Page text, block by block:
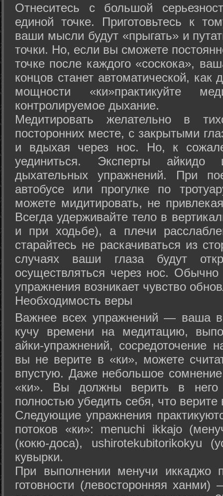
Отнеситесь с большой
единой точке. Приготовьтесь к
ваши мысли будут «прыгать» и
точки. Но, если вы сможете
точке после каждого «соскока»,
концов станет автоматической,
мощности «ки»практикуйте
контролируемое дыхание.
Медитировать желательно в
посторонних месте, с закрытыми
и вдыхая через нос. Но, к
уединиться. Эксперты айкидо
дыхательных упражнений. При
автобусе или прогулке по
можете мидитировать, не
Всегда удерживайте тело в
и при ходьбе), а плечи
старайтесь не раскачиваться из
случаях ваши глаза будут
осуществляться через нос. Обычно
упражнения возникает чувство
Необходимость веры
Важнее всех упражнений — ваша
кучу времени на медитацию,
айки-упражнений, сосредоточение
вы не верите в «ки», можете
впустую. Даже небольшое сомнение
«ки». Вы должны верить в
полностью убедить себя, что верите
Следующие упражнения
потоков «ки»: menuchi ikkajo
(кокю-доса), ushiro­tekubitori­kokyu
кувырки.
При выполнении менучи иккаджо
готовности (левосторонняя